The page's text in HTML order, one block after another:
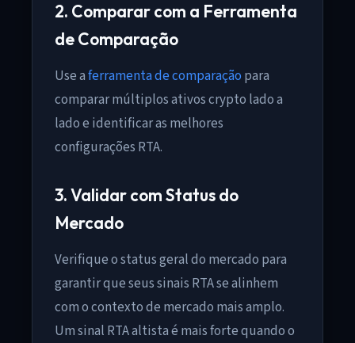
2. Comparar com a Ferramenta
de Comparação
Use aferramenta de comparação para
comparar múltiplos ativos crypto lado a
lado e identificar as melhores
configurações RTA.
3. Validar com Status do
Mercado
Verifique o status geral do mercado para
garantir que seus sinais RTA se alinhem
com o contexto de mercado mais amplo.
Um sinal RTA altista é mais forte quando o